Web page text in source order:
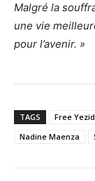
Malgré la
une vie
pour l’avenir. »
TAGS Free
Nadine Maenza